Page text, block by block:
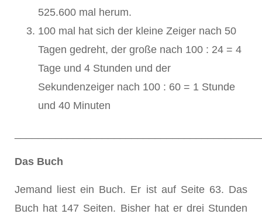
525.600 mal herum.
100 mal hat sich der kleine Zeiger nach 50
Tagen gedreht, der große nach 100 : 24 = 4
Tage und 4 Stunden und der
Sekundenzeiger nach 100 : 60 = 1 Stunde
und 40 Minuten
Das Buch
Jemand liest ein Buch. Er ist auf Seite 63. Das
Buch hat 147 Seiten. Bisher hat er drei Stunden